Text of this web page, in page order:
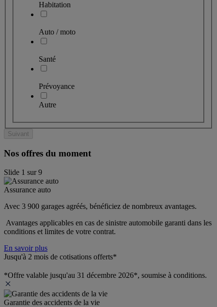
Habitation
Auto / moto
Santé
Prévoyance
Autre
Suivant
Nos offres du moment
Slide 1 sur9
Assurance auto
Avec 3 900 garages agréés, bénéficiez de nombreux avantages.
Avantages applicables en cas de sinistre automobile garanti dans les
conditions et limites de votre contrat.
En savoir plus
Jusqu'à 2 mois de cotisations offerts*
*Offre valable jusqu'au 31 décembre 2026*, soumise à conditions.
Garantie des accidents de la vie